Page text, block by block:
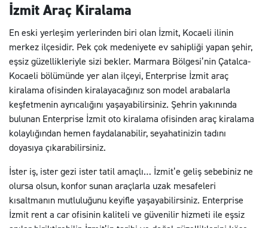
İzmit Araç Kiralama
En eski yerleşim yerlerinden biri olan İzmit, Kocaeli ilinin
merkez ilçesidir. Pek çok medeniyete ev sahipliği yapan şehir,
eşsiz güzellikleriyle sizi bekler. Marmara Bölgesi’nin Çatalca-
Kocaeli bölümünde yer alan ilçeyi, Enterprise İzmit araç
kiralama ofisinden kiralayacağınız son model arabalarla
keşfetmenin ayrıcalığını yaşayabilirsiniz. Şehrin yakınında
bulunan Enterprise İzmit oto kiralama ofisinden araç kiralama
kolaylığından hemen faydalanabilir, seyahatinizin tadını
doyasıya çıkarabilirsiniz.
İster iş, ister gezi ister tatil amaçlı… İzmit’e geliş sebebiniz ne
olursa olsun, konfor sunan araçlarla uzak mesafeleri
kısaltmanın mutluluğunu keyifle yaşayabilirsiniz. Enterprise
İzmit rent a car ofisinin kaliteli ve güvenilir hizmeti ile eşsiz